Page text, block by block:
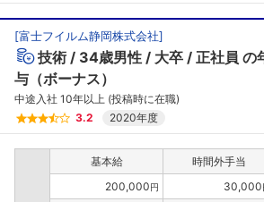
[富士フイルム静岡株式会社]
技術 34歳男性 大卒 正社員 の
与（ボーナス）
中途入社 10年以上 (投稿時に在職)
3.2
2020年度
基本給 時間外手当
200,000円 30,000